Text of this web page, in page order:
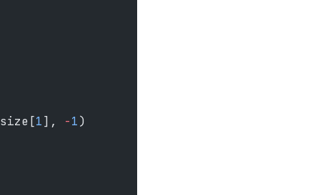
1], -1)